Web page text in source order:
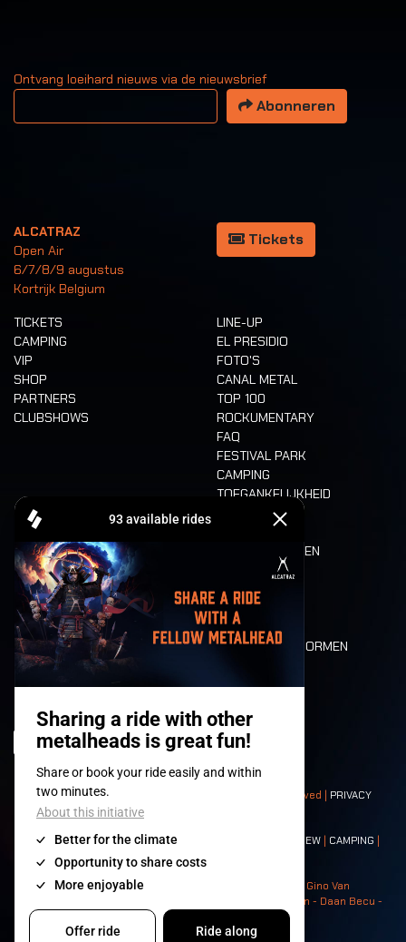
Ontvang loeihard nieuws via de nieuwsbrief
Uw email adres
Abonneren
ALCATRAZ
Open Air
6/7/8/9 augustus
Kortrijk Belgium
Tickets
TICKETS
CAMPING
VIP
SHOP
PARTNERS
CLUBSHOWS
LINE-UP
EL PRESIDIO
FOTO'S
CANAL METAL
TOP 100
ROCKUMENTARY
FAQ
FESTIVAL PARK
CAMPING
TOEGANKELIJKHEID
CASHLESS
ETEN EN DRINKEN
MOBILITEIT
LONE WOLVES
PLATTEGROND
DEATH RIDE
WAARDEN EN NORMEN
HISTORIEK
© 2008-2026- Apache Productions VZW – All rights reserved | PRIVACY
POLICY|ALGEMENE VOORWAARDEN
Contact:GENERAL| PARTNERSHIPS CREW | CAMPING |
NEIGHBOURS
Photos: Ann Kermans - Hans Van Hoof - Eliaz Bruggeman - Gino Van
Lancker - Tim Tronckoe - Elsie Roymans - Stijn Verbruggen - Daan Becu -
Claus Christa - Devid Camerlynck